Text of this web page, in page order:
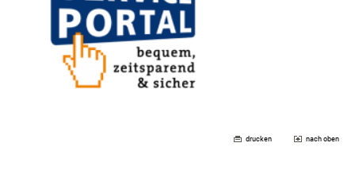
drucken nach oben